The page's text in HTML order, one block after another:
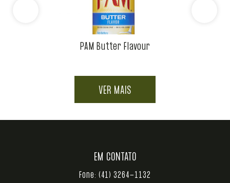
PAM Butter Flavour
VER MAIS
EM CONTATO
Fone: (41) 3264-1132